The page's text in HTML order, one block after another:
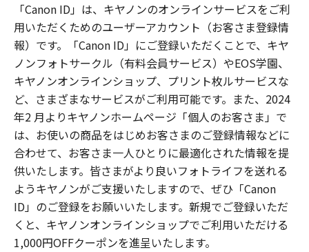
「Canon ID」は、キヤノンのオンラインサービスをご利
用いただくためのユーザーアカウント（お客さま登録情
報）です。「Canon ID」にご登録いただくことで、キヤ
ノンフォトサークル（有料会員サービス）やEOS学園、
キヤノンオンラインショップ、プリント枚ルサービスな
ど、さまざまなサービスがご利用可能です。また、2024
年2 月よりキヤノンホームページ「個人のお客さま」で
は、お使いの商品をはじめお客さまのご登録情報などに
合わせて、お客さま一人ひとりに最適化された情報を提
供いたします。皆さまがより良いフォトライフを送れる
ようキヤノンがご支援いたしますので、ぜひ「Canon
ID」のご登録をお願いいたします。新規でご登録いただ
くと、キヤノンオンラインショップでご利用いただける
1,000円OFFクーポンを進呈いたします。